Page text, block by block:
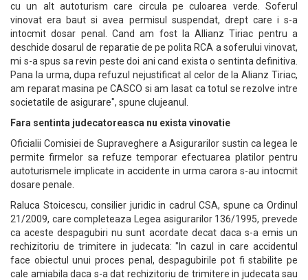
cu un alt autoturism care circula pe culoarea verde. Soferul
vinovat era baut si avea permisul suspendat, drept care i s-a
intocmit dosar penal. Cand am fost la Allianz Tiriac pentru a
deschide dosarul de reparatie de pe polita RCA a soferului vinovat,
mi s-a spus sa revin peste doi ani cand exista o sentinta definitiva.
Pana la urma, dupa refuzul nejustificat al celor de la Alianz Tiriac,
am reparat masina pe CASCO si am lasat ca totul se rezolve intre
societatile de asigurare", spune clujeanul.
Fara sentinta judecatoreasca nu exista vinovatie
Oficialii Comisiei de Supraveghere a Asigurarilor sustin ca legea le
permite firmelor sa refuze temporar efectuarea platilor pentru
autoturismele implicate in accidente in urma carora s-au intocmit
dosare penale.
Raluca Stoicescu, consilier juridic in cadrul CSA, spune ca Ordinul
21/2009, care completeaza Legea asigurarilor 136/1995, prevede
ca aceste despagubiri nu sunt acordate decat daca s-a emis un
rechizitoriu de trimitere in judecata: "In cazul in care accidentul
face obiectul unui proces penal, despagubirile pot fi stabilite pe
cale amiabila daca s-a dat rechizitoriu de trimitere in judecata sau